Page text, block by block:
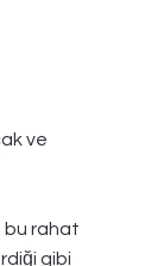
ve
bu rahat
gibi